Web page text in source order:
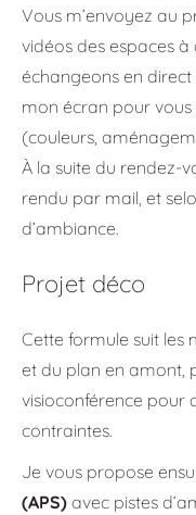
Vous m’envoyez au
vidéos des espaces
échangeons en
mon écran pour
(couleurs,
À la suite du rendez-
rendu par mail, et
d’ambiance.
Projet déco
Cette formule suit les
et du plan en amont,
visioconférence pour
contraintes.
Je vous propose
(APS) avec pistes